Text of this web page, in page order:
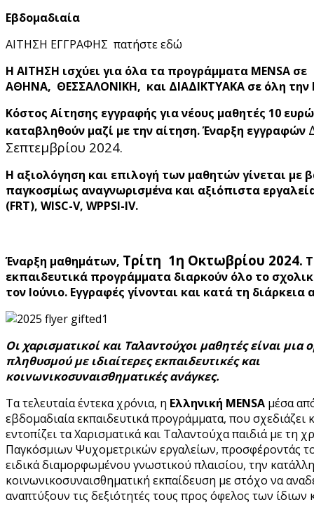
Εβδομαδιαία
ΑΙΤΗΣΗ ΕΓΓΡΑΦΗΣ πατήστε εδώ
Η ΑΙΤΗΣΗ ισχύει για όλα τα προγράμματα MENSA σε
ΑΘΗΝΑ, ΘΕΣΣΑΛΟΝΙΚΗ, και ΔΙΑΔΙΚΤΥΑΚΑ σε όλη την
Κόστος Αίτησης εγγραφής για νέους μαθητές 10
καταβληθούν μαζί με την αίτηση. Έναρξη εγγραφών
Σεπτεμβρίου 2024.
Η αξιολόγηση και επιλογή των μαθητών γίνεται με
παγκοσμίως αναγνωρισμένα και αξιόπιστα
(FRT), WISC-V, WPPSI-IV.
Έναρξη μαθημάτων, Τρίτη 1η Οκτωβρίου 2024.
εκπαιδευτικά προγράμματα διαρκούν όλο το
τον Ιούνιο. Εγγραφές γίνονται και κατά τη διάρκεια
Οι χαρισματικοί και Ταλαντούχοι μαθητές είναι μια
πληθυσμού με ιδιαίτερες εκπαιδευτικές και
κοινωνικοσυναισθηματικές ανάγκες.
Τα τελευταία έντεκα χρόνια, η Ελληνική MENSA μέσα
εβδομαδιαία εκπαιδευτικά προγράμματα, που σχεδιάζει
εντοπίζει τα Χαρισματικά και Ταλαντούχα παιδιά με τη
Παγκόσμιων Ψυχομετρικών εργαλείων, προσφέροντάς
ειδικά διαμορφωμένου γνωστικού πλαισίου, την
κοινωνικοσυναισθηματική εκπαίδευση με στόχο να
αναπτύξουν τις δεξιότητές τους προς όφελος των ίδιων